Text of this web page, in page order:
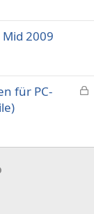
e
2009
e
für PC-
Link